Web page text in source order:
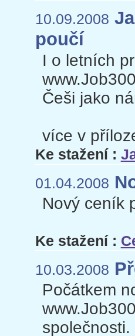
10.09.2008
poučí
I o letních
Češi jako
více v
Ke stažení :
01.04.2008
Nový ceník
Ke stažení :
10.03.2008
Počátkem